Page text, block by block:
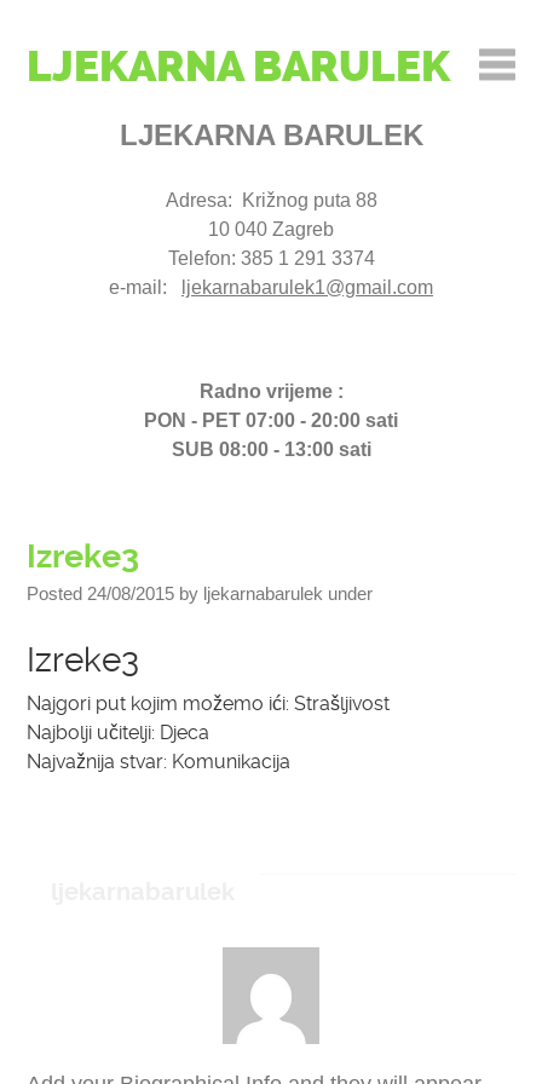
LJEKARNA BARULEK
LJEKARNA BARULEK
Adresa: Križnog puta 88
10 040 Zagreb
Telefon: 385 1 291 3374
e-mail:
ljekarnabarulek1@gmail.com
Radno vrijeme :
PON - PET 07:00 - 20:00 sati
SUB 08:00 - 13:00 sati
Izreke3
Posted 24/08/2015 by ljekarnabarulek under
Izreke3
Najgori put kojim možemo ići: Strašljivost
Najbolji učitelji: Djeca
Najvažnija stvar: Komunikacija